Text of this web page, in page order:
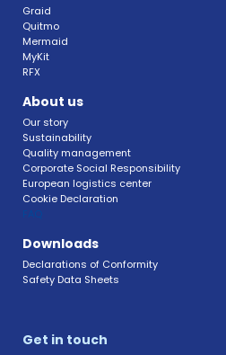
Graid
Quitmo
Mermaid
MyKit
RFX
About us
Our story
Sustainability
Quality management
Corporate Social Responsibility
European logistics center
Cookie Declaration
FAQ
Downloads
Declarations of Conformity
Safety Data Sheets
Get in touch